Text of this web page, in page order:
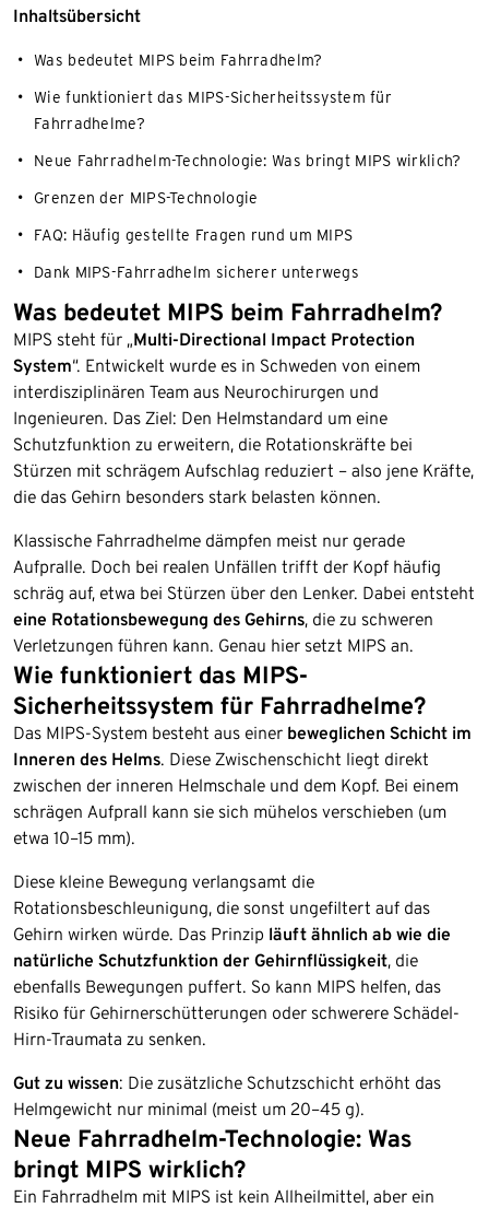
Inhaltsübersicht
Was bedeutet MIPS beim Fahrradhelm?
Wie funktioniert das MIPS-Sicherheitssystem für
Fahrradhelme?
Neue Fahrradhelm-Technologie: Was bringt MIPS wirklich?
Grenzen der MIPS-Technologie
FAQ: Häufig gestellte Fragen rund um MIPS
Dank MIPS-Fahrradhelm sicherer unterwegs
Was bedeutet MIPS beim Fahrradhelm?
MIPS steht für „Multi-Directional Impact Protection
System“. Entwickelt wurde es in Schweden von einem
interdisziplinären Team aus Neurochirurgen und
Ingenieuren. Das Ziel: Den Helmstandard um eine
Schutzfunktion zu erweitern, die Rotationskräfte bei
Stürzen mit schrägem Aufschlag reduziert – also jene Kräfte,
die das Gehirn besonders stark belasten können.
Klassische Fahrradhelme dämpfen meist nur gerade
Aufpralle. Doch bei realen Unfällen trifft der Kopf häufig
schräg auf, etwa bei Stürzen über den Lenker. Dabei entsteht
eine Rotationsbewegung des Gehirns, die zu schweren
Verletzungen führen kann. Genau hier setzt MIPS an.
Wie funktioniert das MIPS-
Sicherheitssystem für Fahrradhelme?
Das MIPS-System besteht aus einer beweglichen Schicht im
Inneren des Helms. Diese Zwischenschicht liegt direkt
zwischen der inneren Helmschale und dem Kopf. Bei einem
schrägen Aufprall kann sie sich mühelos verschieben (um
etwa 10–15 mm).
Diese kleine Bewegung verlangsamt die
Rotationsbeschleunigung, die sonst ungefiltert auf das
Gehirn wirken würde. Das Prinzip läuft ähnlich ab wie die
natürliche Schutzfunktion der Gehirnflüssigkeit, die
ebenfalls Bewegungen puffert. So kann MIPS helfen, das
Risiko für Gehirnerschütterungen oder schwerere Schädel-
Hirn-Traumata zu senken.
Gut zu wissen: Die zusätzliche Schutzschicht erhöht das
Helmgewicht nur minimal (meist um 20–45 g).
Neue Fahrradhelm-Technologie: Was
bringt MIPS wirklich?
Ein Fahrradhelm mit MIPS ist kein Allheilmittel, aber ein